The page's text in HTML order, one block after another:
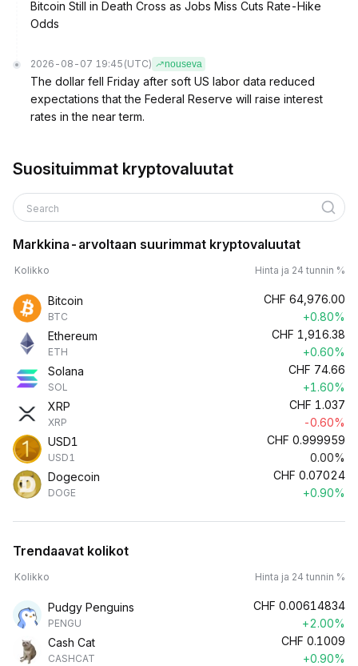
Bitcoin Still in Death Cross as Jobs Miss Cuts Rate-Hike
Odds
2026-08-07 19:45 (UTC) nouseva
The dollar fell Friday after soft US labor data reduced
expectations that the Federal Reserve will raise interest
rates in the near term.
Suosituimmat kryptovaluutat
Search
Markkina-arvoltaan suurimmat kryptovaluutat
Kolikko Hinta ja 24 tunnin %
Bitcoin
BTC
CHF 64,976.00
+0.80%
Ethereum
ETH
CHF 1,916.38
+0.60%
Solana
SOL
CHF 74.66
+1.60%
XRP
XRP
CHF 1.037
-0.60%
USD1
USD1
CHF 0.999959
0.00%
Dogecoin
DOGE
CHF 0.07024
+0.90%
Trendaavat kolikot
Kolikko Hinta ja 24 tunnin %
Pudgy Penguins
PENGU
CHF 0.00614834
+2.00%
Cash Cat
CASHCAT
CHF 0.1009
+0.90%